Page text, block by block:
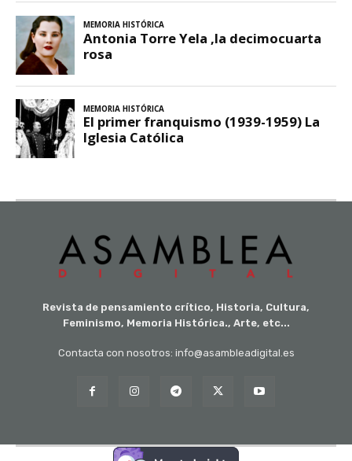
Revista de pensamiento crítico, Historia, Cultura,
Feminismo, Memoria Histórica., Arte, etc...
Contacta con nosotros: info@asambleadigital.es